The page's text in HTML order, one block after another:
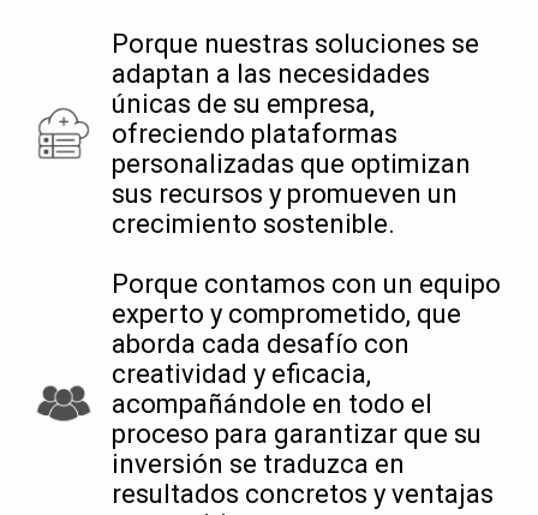
Porque nuestras soluciones se
adaptan a las necesidades
únicas de su empresa,
ofreciendo plataformas
personalizadas que optimizan
sus recursos y promueven un
crecimiento sostenible.
Porque contamos con un equipo
experto y comprometido, que
aborda cada desafío con
creatividad y eficacia,
acompañándole en todo el
proceso para garantizar que su
inversión se traduzca en
resultados concretos y ventajas